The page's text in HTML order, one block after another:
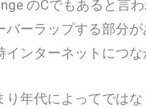
Cでもあると言わ
ラップする部分があ
ターネットにつなが
代によってではなく